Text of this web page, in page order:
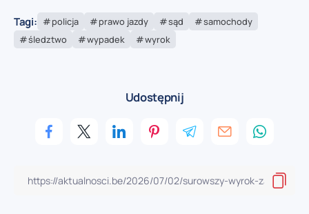
Tagi: policja prawo jazdy sąd
samochody
śledztwo
wypadek wyrok
Udostępnij